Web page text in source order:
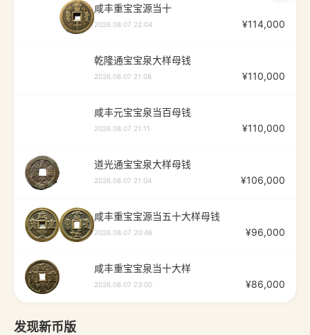
咸丰重宝宝源当十
2026.08.07 22:04 ¥114,000
乾隆通宝宝泉大样母钱
2026.08.07 21:08 ¥110,000
咸丰元宝宝泉当百母钱
2026.08.07 21:11 ¥110,000
道光通宝宝泉大样母钱
2026.08.07 21:04 ¥106,000
咸丰重宝宝源当五十大样母钱
2026.08.07 20:46 ¥96,000
咸丰重宝宝泉当十大样
2026.08.07 23:00 ¥86,000
发现新币版